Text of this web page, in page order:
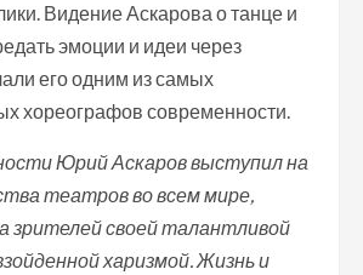
Видение Аскарова о танце и
эмоции и идеи через
его одним из самых
хореографов современности.
Юрий Аскаров выступил на
театров во всем мире,
зрителей своей талантливой
харизмой. Жизнь и